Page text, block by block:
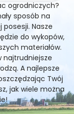
ogrodniczych?
sposób na
Nasze
do wykopów,
materiałów.
najtrudniejsze
A najlepsze
Twój
jak wiele można